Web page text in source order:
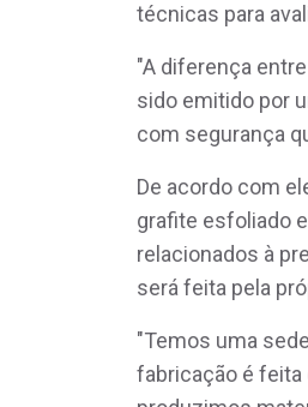
técnicas para
"A diferença
sido emitido por
com segurança
De acordo com
grafite esfoliado
relacionados à
será feita pela
"Temos uma
fabricação é feita